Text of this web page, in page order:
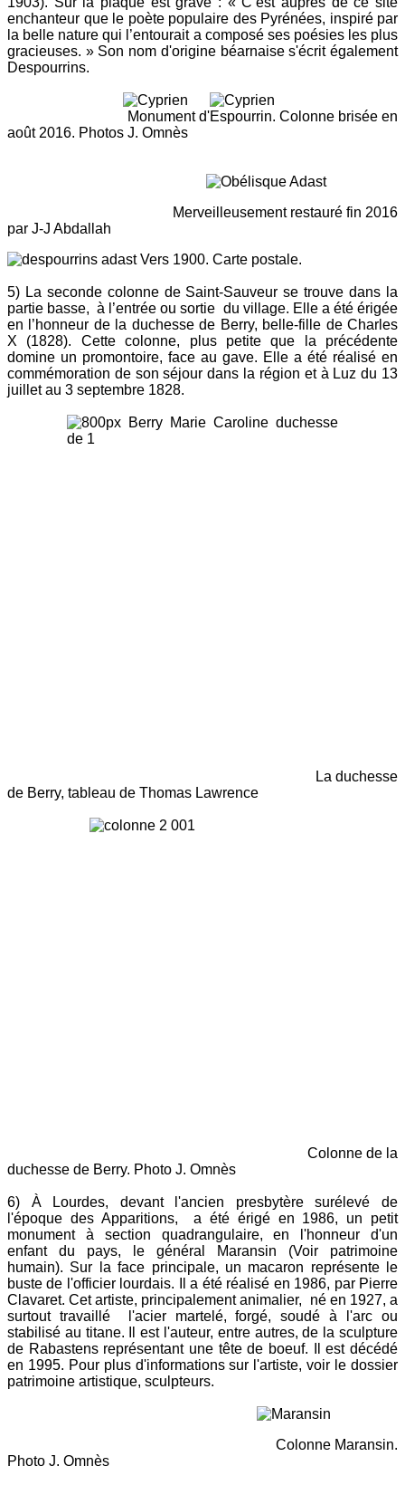
enchanteur que le poète populaire des Pyrénées, inspiré par
la belle nature qui l’entourait a composé ses poésies les plus
gracieuses. » Son nom d'origine béarnaise s'écrit également
Despourrins.
Monument d'Espourrin. Colonne brisée en
août 2016. Photos J. Omnès
Merveilleusement restauré fin 2016
par J-J Abdallah
Vers 1900. Carte postale.
5) La seconde colonne de Saint-Sauveur se trouve dans la
partie basse, à l’entrée ou sortie du village. Elle a été érigée
en l’honneur de la duchesse de Berry, belle-fille de Charles
X (1828). Cette colonne, plus petite que la précédente
domine un promontoire, face au gave. Elle a été réalisé en
commémoration de son séjour dans la région et à Luz du 13
juillet au 3 septembre 1828.
La duchesse
de Berry, tableau de Thomas Lawrence
Colonne de la
duchesse de Berry. Photo J. Omnès
6) À Lourdes, devant l'ancien presbytère surélevé de
l'époque des Apparitions, a été érigé en 1986, un petit
monument à section quadrangulaire, en l'honneur d'un
enfant du pays, le général Maransin (Voir patrimoine
humain). Sur la face principale, un macaron représente le
buste de l'officier lourdais. Il a été réalisé en 1986, par Pierre
Clavaret. Cet artiste, principalement animalier, né en 1927, a
surtout travaillé l'acier martelé, forgé, soudé à l'arc ou
stabilisé au titane. Il est l'auteur, entre autres, de la sculpture
de Rabastens représentant une tête de boeuf. Il est décédé
en 1995. Pour plus d'informations sur l'artiste, voir le dossier
patrimoine artistique, sculpteurs.
Colonne Maransin.
Photo J. Omnès